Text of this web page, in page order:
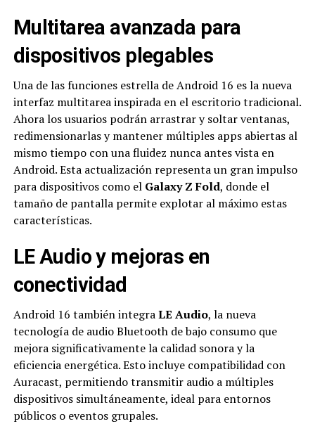
Multitarea avanzada para
dispositivos plegables
Una de las funciones estrella de Android 16 es la nueva
interfaz multitarea inspirada en el escritorio tradicional.
Ahora los usuarios podrán arrastrar y soltar ventanas,
redimensionarlas y mantener múltiples apps abiertas al
mismo tiempo con una fluidez nunca antes vista en
Android. Esta actualización representa un gran impulso
para dispositivos como el Galaxy Z Fold, donde el
tamaño de pantalla permite explotar al máximo estas
características.
LE Audio y mejoras en
conectividad
Android 16 también integraLE Audio, la nueva
tecnología de audio Bluetooth de bajo consumo que
mejora significativamente la calidad sonora y la
eficiencia energética. Esto incluye compatibilidad con
Auracast, permitiendo transmitir audio a múltiples
dispositivos simultáneamente, ideal para entornos
públicos o eventos grupales.